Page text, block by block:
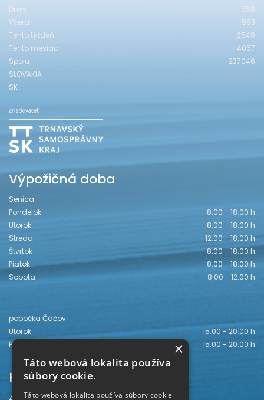
Dnes
558
Včera
593
Tento týždeň
2549
Tento mesiac
4057
Spolu
237046
SLOVAKIA
SK
Výpožičná doba
Senica
Pondelok
8.00 - 18.00 h
Utorok
8.00 - 18.00 h
Streda
12.00 - 18.00 h
Štvrtok
8.00 - 18.00 h
Piatok
8.00 - 18.00 h
Sobota
8.00 - 12.00 h
pobočka Čáčov
Utorok
15.00 - 20.00 h
Piatok
15.00 - 20.00 h
Kontakt
Záhorská knižnica
×
Táto webová lokalita používa
súbory cookie.
Táto webová lokalita používa súbory cookie